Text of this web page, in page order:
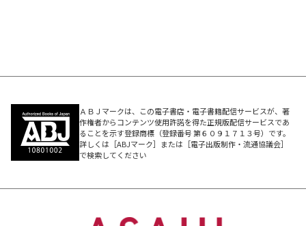
ＡＢＪマークは、この電子書店・電子書籍配信サービスが、著
作権者からコンテンツ使用許諾を得た正規版配信サービスであ
ることを示す登録商標（登録番号 第６０９１７１３号）です。
詳しくは［ABJマーク］または［電子出版制作・流通協議会］
で検索してください